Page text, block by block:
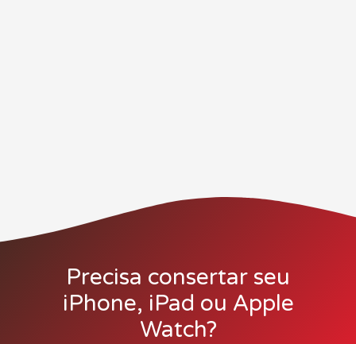
Precisa consertar seu
iPhone, iPad ou Apple
Watch?